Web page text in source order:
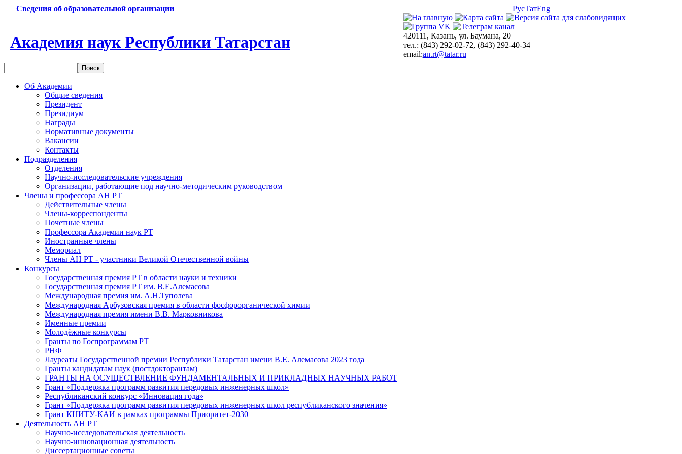
Сведения об образовательной организации РусТатEng
Академия наук Республики Татарстан
420111, Казань, ул. Баумана, 20
тел.: (843) 292-02-72, (843) 292-40-34
email:an.rt@tatar.ru
Об Академии
Общие сведения
Президент
Президиум
Награды
Нормативные документы
Вакансии
Контакты
Подразделения
Отделения
Научно-исследовательские учреждения
Организации, работающие под научно-методическим руководством
Члены и профессора АН РТ
Действительные члены
Члены-корреспонденты
Почетные члены
Профессора Академии наук РТ
Иностранные члены
Мемориал
Члены АН РТ - участники Великой Отечественной войны
Конкурсы
Государственная премия РТ в области науки и техники
Государственная премия РТ им. В.Е.Алемасова
Международная премия им. А.Н.Туполева
Международная Арбузовская премия в области фосфорорганической химии
Международная премия имени В.В. Марковникова
Именные премии
Молодёжные конкурсы
Гранты по Госпрограммам РТ
РНФ
Лауреаты Государственной премии Республики Татарстан имени В.Е. Алемасова 2023 года
Гранты кандидатам наук (постдокторантам)
ГРАНТЫ НА ОСУЩЕСТВЛЕНИЕ ФУНДАМЕНТАЛЬНЫХ И ПРИКЛАДНЫХ НАУЧНЫХ РАБОТ
Грант «Поддержка программ развития передовых инженерных школ»
Республиканский конкурс «Инновация года»
Грант «Поддержка программ развития передовых инженерных школ республиканского значения»
Грант КНИТУ-КАИ в рамках программы Приоритет-2030
Деятельность АН РТ
Научно-исследовательская деятельность
Научно-инновационная деятельность
Диссертационные советы